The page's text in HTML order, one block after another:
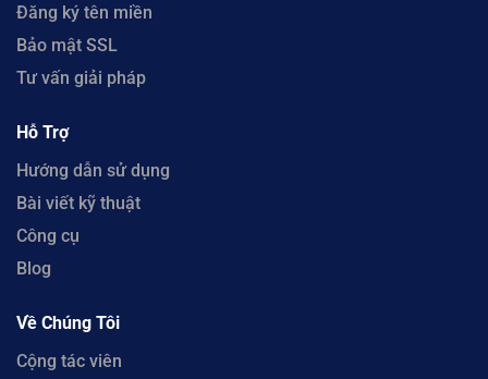
Đăng ký tên miền
Bảo mật SSL
Tư vấn giải pháp
Hỗ Trợ
Hướng dẫn sử dụng
Bài viết kỹ thuật
Công cụ
Blog
Về Chúng Tôi
Cộng tác viên